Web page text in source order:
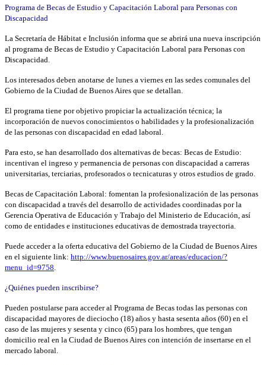
Programa de Becas de Estudio y Capacitación Laboral para Personas con
Discapacidad
La Secretaría de Hábitat e Inclusión informa que se abrirá una nueva inscripción
al programa de Becas de Estudio y Capacitación Laboral para Personas con
Discapacidad.
Los interesados deben anotarse de lunes a viernes en las sedes comunales del
Gobierno de la Ciudad de Buenos Aires que se detallan.
El programa tiene por objetivo propiciar la actualización técnica; la
incorporación de nuevos conocimientos o habilidades y la profesionalización
de las personas con discapacidad en edad laboral.
Para esto, se han desarrollado dos alternativas de becas: Becas de Estudio:
incentivan el ingreso y permanencia de personas con discapacidad a carreras
universitarias, terciarias, profesorados o tecnicaturas y otros estudios de grado.
Becas de Capacitación Laboral: fomentan la profesionalización de las personas
con discapacidad a través del desarrollo de actividades coordinadas por la
Gerencia Operativa de Educación y Trabajo del Ministerio de Educación, así
como de entidades e instituciones educativas de demostrada trayectoria.
Puede acceder a la oferta educativa del Gobierno de la Ciudad de Buenos Aires
en el siguiente link: http://www.buenosaires.gov.ar/areas/educacion/?
menu_id=9758
¿Quiénes pueden inscribirse?
Pueden postularse para acceder al Programa de Becas todas las personas con
discapacidad mayores de dieciocho (18) años y hasta sesenta años (60) en el
caso de las mujeres y sesenta y cinco (65) para los hombres, que tengan
domicilio real en la Ciudad de Buenos Aires con intención de insertarse en el
mercado laboral.